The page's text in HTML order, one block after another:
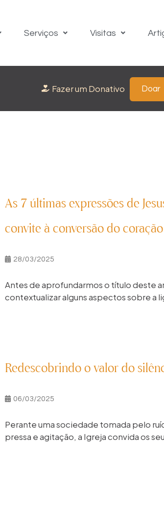
Serviços Visitas
Fazer um Donativo Doar
As 7 últimas expressões de
convite à conversão do coração
28/03/2025
Antes de aprofundarmos o título deste
contextualizar alguns aspectos sobre a
Redescobrindo o valor do
06/03/2025
Perante uma sociedade tomada pelo
pressa e agitação, a Igreja convida os